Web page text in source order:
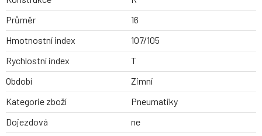
Průměr
16
Hmotnostní index
107/105
Rychlostní index
T
Období
Zimní
Kategorie zboží
Pneumatiky
Dojezdová
ne